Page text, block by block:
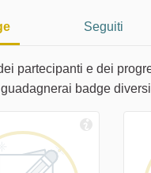
Seguiti
partecipanti e dei
badge